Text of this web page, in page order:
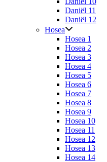
Daniël 11
Daniël 12
Hosea
Hosea 1
Hosea 2
Hosea 3
Hosea 4
Hosea 5
Hosea 6
Hosea 7
Hosea 8
Hosea 9
Hosea 10
Hosea 11
Hosea 12
Hosea 13
Hosea 14